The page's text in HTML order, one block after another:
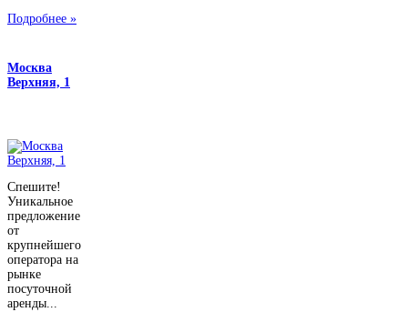
Подробнее »
Москва
Верхняя, 1
Спешите!
Уникальное
предложение
от
крупнейшего
оператора на
рынке
посуточной
аренды...